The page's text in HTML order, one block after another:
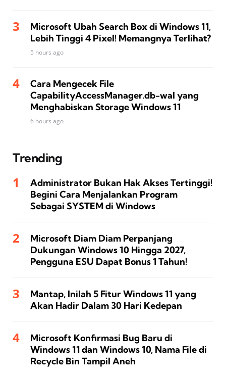
Microsoft Ubah Search Box di Windows 11,
Lebih Tinggi 4 Pixel! Memangnya Terlihat?
5 hours ago
Cara Mengecek File
CapabilityAccessManager.db-wal yang
Menghabiskan Storage Windows 11
6 hours ago
Trending
Administrator Bukan Hak Akses Tertinggi!
Begini Cara Menjalankan Program
Sebagai SYSTEM di Windows
Microsoft Diam Diam Perpanjang
Dukungan Windows 10 Hingga 2027,
Pengguna ESU Dapat Bonus 1 Tahun!
Mantap, Inilah 5 Fitur Windows 11 yang
Akan Hadir Dalam 30 Hari Kedepan
Microsoft Konfirmasi Bug Baru di
Windows 11 dan Windows 10, Nama File di
Recycle Bin Tampil Aneh